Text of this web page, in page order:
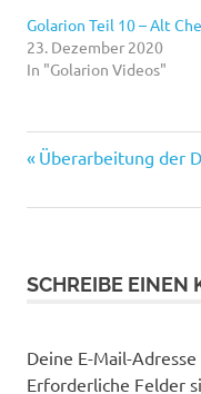
Golarion Teil 10 – Alt
23. Dezember 2020
In "Golarion Videos"
Vorheriger
Überarbeitung der
SCHREIBE EINEN
Deine E-Mail-
Erforderliche Felder